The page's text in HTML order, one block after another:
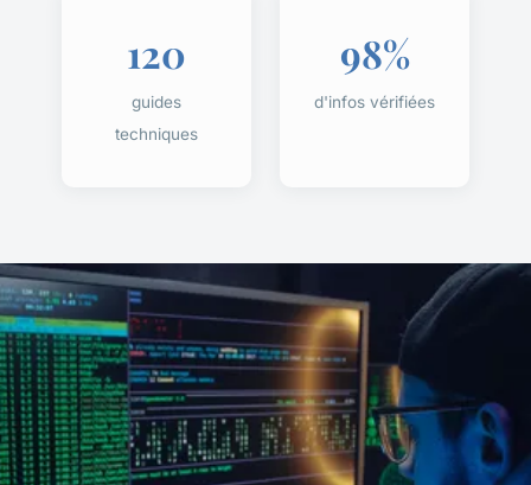
120
guides
techniques
98%
d'infos vérifiées